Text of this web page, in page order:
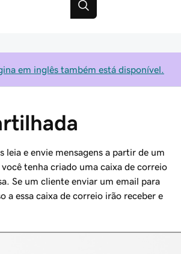
em inglês também está disponível.
leia e envie mensagens a partir de um
tenha criado uma caixa de correio
Se um cliente enviar um email para
a essa caixa de correio irão receber e